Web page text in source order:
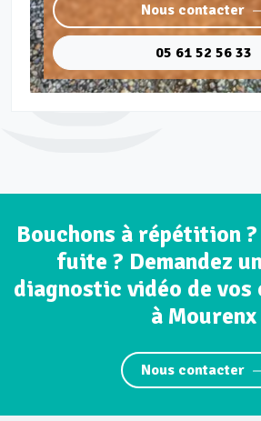
Nous contacter
05 61 52 56 33
Bouchons à répétition
fuite ? Demandez
diagnostic vidéo de
à Mourenx
Nous contacter